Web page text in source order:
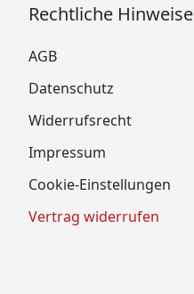
Rechtliche Hinweise
AGB
Datenschutz
Widerrufsrecht
Impressum
Cookie-Einstellungen
Vertrag widerrufen